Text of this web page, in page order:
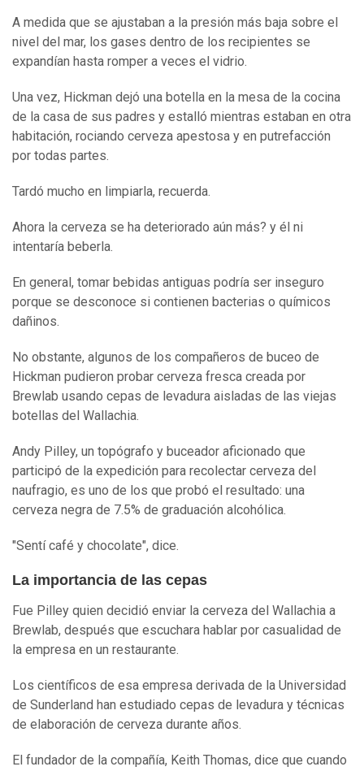
A medida que se ajustaban a la presión más baja sobre el
nivel del mar, los gases dentro de los recipientes se
expandían hasta romper a veces el vidrio.
Una vez, Hickman dejó una botella en la mesa de la cocina
de la casa de sus padres y estalló mientras estaban en otra
habitación, rociando cerveza apestosa y en putrefacción
por todas partes.
Tardó mucho en limpiarla, recuerda.
Ahora la cerveza se ha deteriorado aún más? y él ni
intentaría beberla.
En general, tomar bebidas antiguas podría ser inseguro
porque se desconoce si contienen bacterias o químicos
dañinos.
No obstante, algunos de los compañeros de buceo de
Hickman pudieron probar cerveza fresca creada por
Brewlab usando cepas de levadura aisladas de las viejas
botellas del Wallachia.
Andy Pilley, un topógrafo y buceador aficionado que
participó de la expedición para recolectar cerveza del
naufragio, es uno de los que probó el resultado: una
cerveza negra de 7.5% de graduación alcohólica.
"Sentí café y chocolate", dice.
La importancia de las cepas
Fue Pilley quien decidió enviar la cerveza del Wallachia a
Brewlab, después que escuchara hablar por casualidad de
la empresa en un restaurante.
Los científicos de esa empresa derivada de la Universidad
de Sunderland han estudiado cepas de levadura y técnicas
de elaboración de cerveza durante años.
El fundador de la compañía, Keith Thomas, dice que cuando